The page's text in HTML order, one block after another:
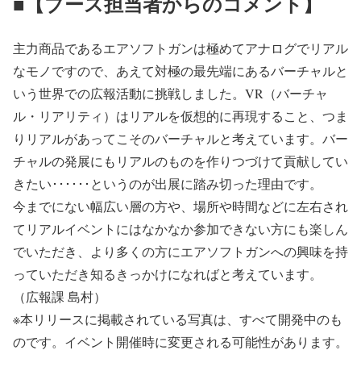
主力商品であるエアソフトガンは極めてアナログでリアル
なモノですので、あえて対極の最先端にあるバーチャルと
いう世界での広報活動に挑戦しました。VR（バーチャ
ル・リアリティ）はリアルを仮想的に再現すること、つま
りリアルがあってこそのバーチャルと考えています。バー
チャルの発展にもリアルのものを作りつづけて貢献してい
きたい･･････というのが出展に踏み切った理由です。
今までにない幅広い層の方や、場所や時間などに左右され
てリアルイベントにはなかなか参加できない方にも楽しん
でいただき、より多くの方にエアソフトガンへの興味を持
っていただき知るきっかけになればと考えています。
（広報課 島村）
※本リリースに掲載されている写真は、すべて開発中のも
のです。イベント開催時に変更される可能性があります。